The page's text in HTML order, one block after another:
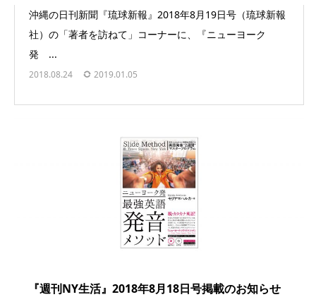
沖縄の日刊新聞『琉球新報』2018年8月19日号（琉球新報
社）の「著者を訪ねて」コーナーに、『ニューヨーク
発 ...
2018.08.24 2019.01.05
『週刊NY生活』2018年8月18日号掲載のお知らせ